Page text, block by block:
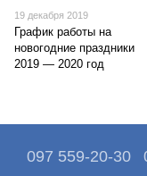
19 декабря 2019
График работы на
новогодние праздники
2019 — 2020 год
097 559-20-30